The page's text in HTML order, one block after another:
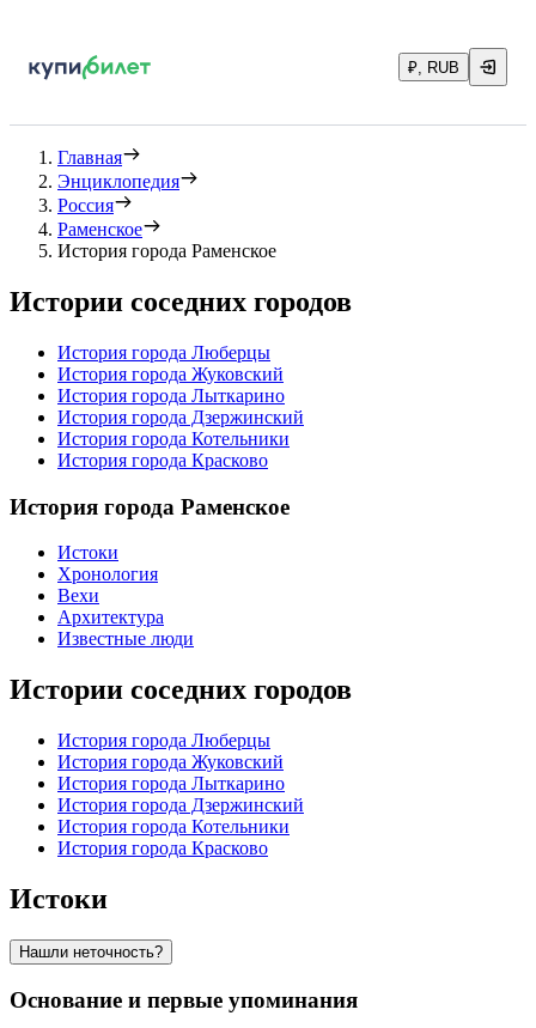
₽, RUB
Главная
Энциклопедия
Россия
Раменское
История города Раменское
Истории соседних городов
История города Люберцы
История города Жуковский
История города Лыткарино
История города Дзержинский
История города Котельники
История города Красково
История города Раменское
Истоки
Хронология
Вехи
Архитектура
Известные люди
Истории соседних городов
История города Люберцы
История города Жуковский
История города Лыткарино
История города Дзержинский
История города Котельники
История города Красково
Истоки
Нашли неточность?
Основание и первые упоминания